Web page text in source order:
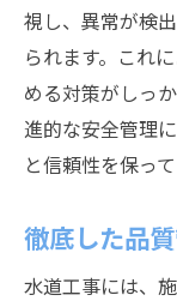
視し、異常が検
られます。これ
める対策がしっ
進的な安全管理
と信頼性を保って
徹底した品
水道工事には、